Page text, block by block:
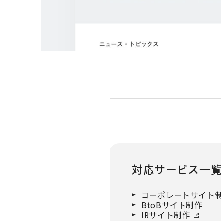
対応サービス一
コーポレートサイト
BtoBサイト制作
IRサイト制作